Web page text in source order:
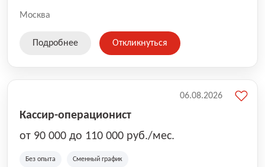
Москва
Подробнее Откликнуться
Кассир-операционист
от 90 000 до 110 000 руб./мес.
Без опыта Сменный график
06.08.2026